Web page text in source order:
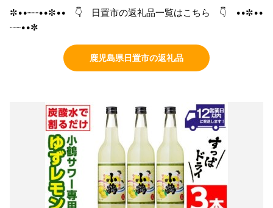
✼••┈┈••✼•• 👇 日置市の返礼品一覧はこちら 👇 ••✼••
┈┈••✼
鹿児島県日置市の返礼品